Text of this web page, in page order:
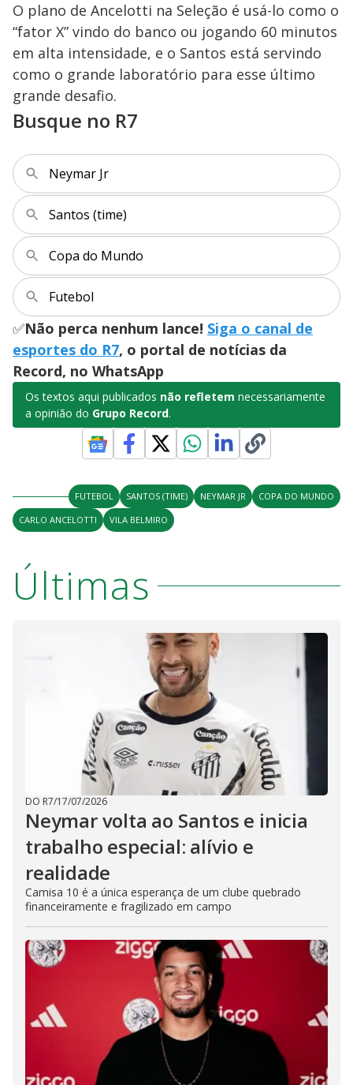
O plano de Ancelotti na Seleção é usá-lo como o
“fator X” vindo do banco ou jogando 60 minutos
em alta intensidade, e o Santos está servindo
como o grande laboratório para esse último
grande desafio.
Busque no R7
Neymar Jr
Santos (time)
Copa do Mundo
Futebol
✅Não perca nenhum lance! Siga o canal de
esportes do R7, o portal de notícias da
Record, no WhatsApp
Os textos aqui publicados não refletem necessariamente
a opinião do Grupo Record.
FUTEBOL SANTOS (TIME) NEYMAR JR
COPA DO MUNDO
CARLO ANCELOTTI
VILA BELMIRO
Últimas
DO R7/17/07/2026
Neymar volta ao Santos e inicia
trabalho especial: alívio e
realidade
Camisa 10 é a única esperança de um clube quebrado
financeiramente e fragilizado em campo